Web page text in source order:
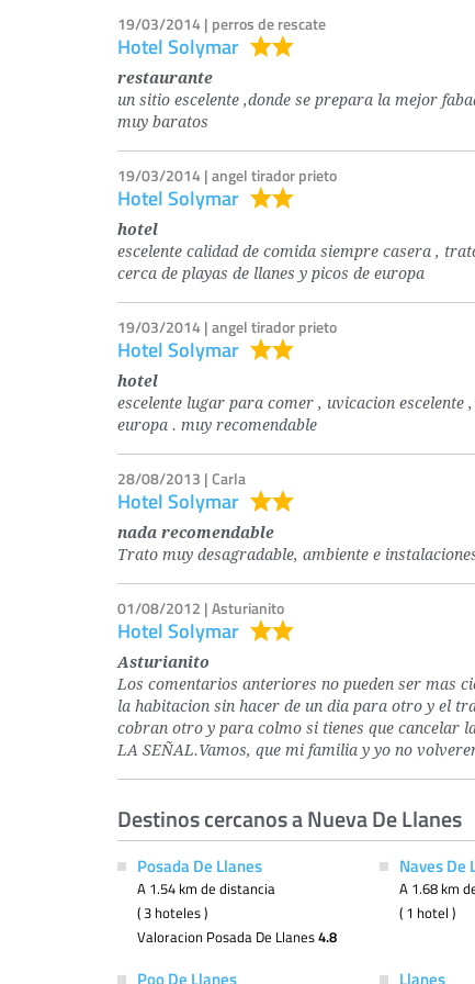
19/03/2014 | perros de rescate
Hotel Solymar
restaurante
un sitio escelente ,donde se prepara la mejor
muy baratos
19/03/2014 | angel tirador prieto
Hotel Solymar
hotel
escelente calidad de comida siempre casera ,
cerca de playas de llanes y picos de europa
19/03/2014 | angel tirador prieto
Hotel Solymar
hotel
escelente lugar para comer , uvicacion
europa . muy recomendable
28/08/2013 | Carla
Hotel Solymar
nada recomendable
Trato muy desagradable, ambiente e
01/08/2012 | Asturianito
Hotel Solymar
Asturianito
Los comentarios anteriores no pueden ser mas
la habitacion sin hacer de un dia para otro y el
cobran otro y para colmo si tienes que cancelar
LA SEÑAL.Vamos, que mi familia y yo no
Destinos cercanos a Nueva De Llanes
Posada De Llanes
A 1.54 km de distancia
( 3 hoteles )
Valoracion Posada De Llanes4.8
Naves De
A 1.68 km
( 1 hotel )
Poo De Llanes Llanes